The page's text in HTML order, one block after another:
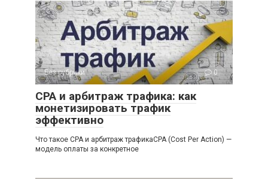
Без рубрики 0
СРА и арбитраж трафика: как
монетизировать трафик
эффективно
Что такое СРА и арбитраж трафикаCPA (Cost Per Action) —
модель оплаты за конкретное